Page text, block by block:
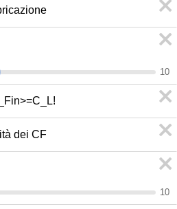
10
dei CF
10